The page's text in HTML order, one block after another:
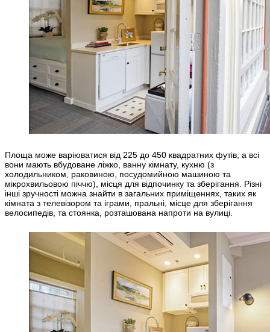
Площа може варіюватися від 225 до 450 квадратних футів, а всі
вони мають вбудоване ліжко, ванну кімнату, кухню (з
холодильником, раковиною, посудомийною машиною та
мікрохвильовою піччю), місця для відпочинку та зберігання. Різні
інші зручності можна знайти в загальних приміщеннях, таких як
кімната з телевізором та іграми, пральні, місце для зберігання
велосипедів, та стоянка, розташована напроти на вулиці.